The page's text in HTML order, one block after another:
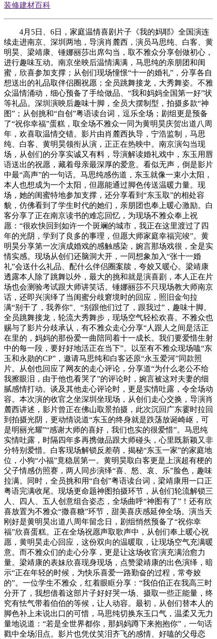
装修建材百科
4月5日、6日，家庭温情喜剧片子《我的妈耶》全国演连
续走进南京、深圳两地，导演肖麓西，演员马思纯、白客、黄
明昊、梁靖康、锤娜丽莎出席勾当，取不雅众分享创做初心，
进行趣味互动。南京坐映后温情满满，马思纯的亲朋团和闺
蜜，欣喜参加支撑；从创们现场憧憬“十一的婚礼”，分享各自
想送出的礼品取伴侣圈祝愿；全员跳舞接龙，大秀舞姿。不雅
众温情涌动，细心预备了手绘做品、“我和妈妈全国第一好”状
等礼品。深圳演映后趣味十脚，全员大摆制型，拍摄多款“神
图”；从创挑和“自创”粤语读台词，逗乐全场；剧组更是预备
了“祝你幸福”蛋糕，取全场不雅众一同为黄明昊庆贺出道八周
年，欢喜取温情交错。影片由肖麓西执导，宁浩监制，马思
纯、白客、黄明昊领衔从演，正正在热映中。南京演勾当现
场，从创们的分享实诚又有料，导演解读婚礼戏中，东玉用唇
语送出的祝愿，藏着母亲最深厚的爱意。看似无声，倒是影片
中最“高声”的一句话。马思纯感伤道，东玉就像一束小太阳，
本人也想成为一个太阳，但愿能通过脚色传送温暖力量。现
场，她的闺蜜特地参加支撑，还分享看到“东玉取”的相处容
貌，仿佛看到了学生时代的她们，亲朋团也奉上暖心激励。白
客分享了正在南京读书的难忘回忆，为现场不雅众奉上祝
愿：“很欢快回到如许一个斑斓的城市，我正在这里渡过了四
年的光阴，学到了良多的事理，但愿大师家庭幸福完竣”。黄
明昊分享第一次演成婚戏的感触感染，婉言那场戏很，全是实
情实感。现场从创们还脑洞大开，一同想象加入“张十一婚
礼”会送什么礼品、配什么伴侣圈案牍，夸姣又暖心。梁靖康
透露本人除了跳舞以外，最大的挑和就是演喜剧，本人正在片
场也会测验考试跟大师讲笑话。锤娜丽莎不只现场教大师南京
话，还即兴演绎了当闺蜜分歧窘境时的回应，照旧金句拉
满“别干了，我养你”、“别跟他们过了，跟我过”，趣味十脚。
全员跳舞接龙，轮流大秀舞步，现场空气轻松欢喜。不雅众也
赐与了影片分歧承认，有不雅众走心分享“人跟人之间是活正
在里的，妈妈的那份爱一曲陪同着十一成长。我们要爱惜生射
中的每一段，要好好地活正在当下”。以至有不雅众现场嗑“东
玉和永勋的CP”，邀请马思纯和白客还原“永玉爱河”同款照
片。从创也回应了网友的走心评论，分享道“为什么老公不给
我擦眼泪，由于他也看哭了”的评论时，婉言被这对夫妻的细
腻感情打动。谈及其他走心评论时，更是实情吐露，令全场动
容。本次演的收官之坐深圳坐现场，从创们走心交换，导演肖
麓西讲述，影片曾正在佛山取景拍摄，此次沉回广东霎时拉回
到拍摄光阴，更动情说道“东玉的终身就是跌荡放诞崎岖，可
是明丽光耀”“感谢大师的喜好，我们也实的很爱惜”。马思纯
实情吐露，时隔四年多再携做品跟大师碰头，心里既新颖又非
分特别爱惜。白客现场解锁反差萌，揭秘“东玉一家”的家庭地
位，小狗“小福”竟稳居第一。黄明昊取白客更是上演超有梗的
父子情感仿照赛，两人同步演绎“喜、怒、哀、乐”脸色，趣味
拉满。同时，全员挑和用“自创”粤语读台词，梁靖康用一口正
粤语完满收尾。现场更命题神图拍摄环节，从创们轮流解锁三
人、四人、五人创意组合姿态，全场曲呼“神图有了”！还有欣
喜放置为不雅众“撒喜糖”环节，甜美喜庆感延伸全场。演当天
刚好是黄明昊出道八周年留念日，剧组悄然预备了“祝你幸
福”欣喜蛋糕。正在全场祝愿声取歌声中，从创们奉上暖心祝
愿，黄明昊走心回应，这份双向的温暖取，让现场空气充满暖
意。而不雅众们的走心分享，更是让这场收官演充满治愈力
量。梁靖康的表妹欣喜现身现场，点赞梁靖康的出色演绎，暗
示“正在年轻的时候，为快乐喜爱一路勤奋的过程，常夸姣
的”。一位学生不雅众，红着眼眶分享：“我伯伯正在我高三时
分开了，我想借着这部片子好好哭一场、摄取一些正能量，终
究有怯气带着伯伯的等候，让人动容。最初，从创们替本人的
脚色补上未说出口的可惜，马思纯切换东玉口气，温柔又无力
量地说道：“若是全世界都你，那妈妈蹲下来抱抱你”，一句话
戳中全场泪点。影片也凭仗笑泪齐飞的感情、好嗑的父母恋